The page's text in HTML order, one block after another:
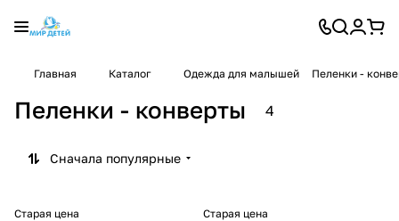
Главная Каталог Одежда для малышей Пеленки -
Пеленки - конверты 4
Сначала популярные
Старая цена
Старая цена